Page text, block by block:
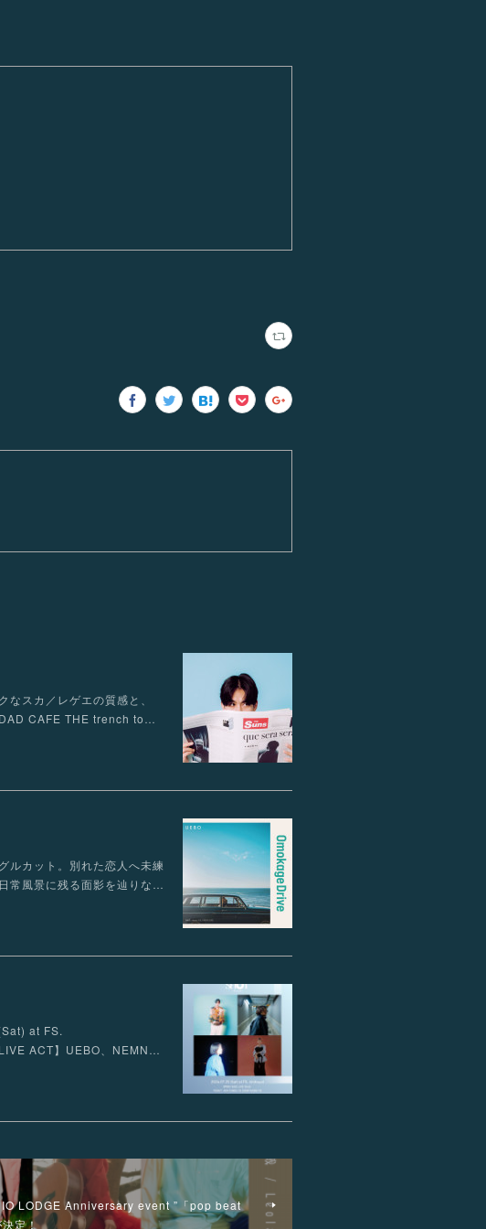
スカ／レゲエの質感と、
CAFE THE trench to…
カット。別れた恋人へ未練
常風景に残る面影を辿りな…
at FS.
ACT】UEBO、NEMN…
LODGE Anniversary event ”「pop beat
定！